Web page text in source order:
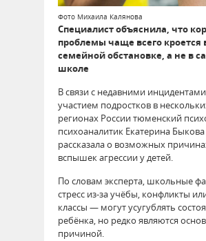
Фото Михаила Калянова
Специалист объяснила, что
проблемы чаще всего кроется
семейной обстановке, а не в
школе
В связи с недавними
участием подростков в
регионах России тюменский
психоаналитик Екатерина Быкова
рассказала о возможных
вспышек агрессии у детей.
По словам эксперта, школьные
стресс из-за учёбы, конфликты
классы — могут усугублять
ребёнка, но редко являются
причиной.